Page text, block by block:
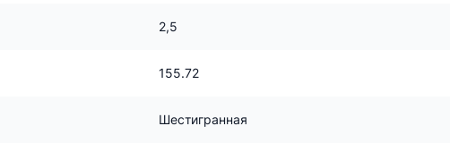
2,5
155.72
Шестигранная